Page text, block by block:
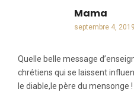
Mama
septembre 4,
Quelle belle message
chrétiens qui se laissent
le diable,le père du mensonge !